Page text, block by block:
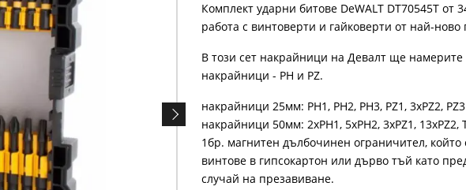
Комплект ударни битове DeWALT DT70545T от
работа с винтоверти и гайковерти от най-ново
В този сет накрайници на Девалт ще намерите
накрайници - PH и PZ.
накрайници 25мм: PH1, PH2, PH3, PZ1, 3хPZ2, PZ3
накрайници 50мм: 2xPH1, 5хPH2, 3xPZ1, 13хPZ2,
1бр. магнитен дълбочинен ограничител,
винтове в гипсокартон или дърво тъй като
случай на презавиване.